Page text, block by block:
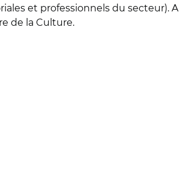
et professionnels du secteur).
de la Culture.